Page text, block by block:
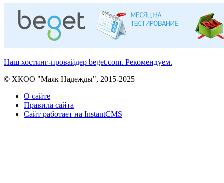
Наш хостинг-провайдер beget.com. Рекомендуем.
© ХКОО "Маяк Надежды", 2015-2025
О сайте
Правила сайта
Сайт работает на InstantCMS